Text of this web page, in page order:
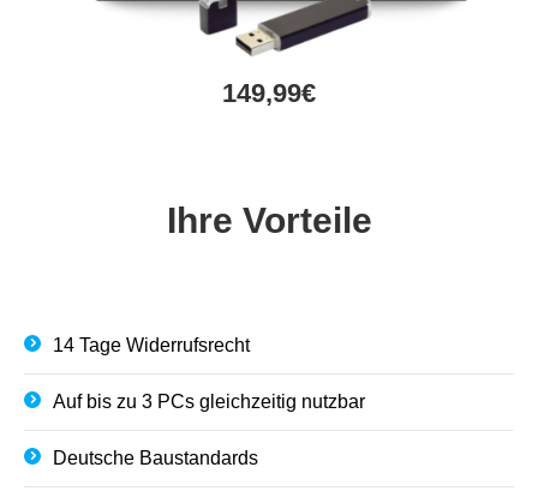
149,99€
Ihre Vorteile
14 Tage Widerrufsrecht
Auf bis zu 3 PCs gleichzeitig nutzbar
Deutsche Baustandards